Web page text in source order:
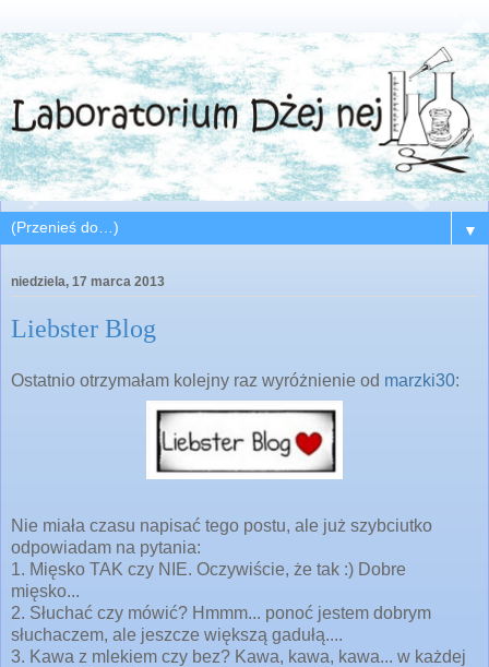
▼
niedziela, 17 marca 2013
Liebster Blog
Ostatnio otrzymałam kolejny raz wyróżnienie od marzki30:
Nie miała czasu napisać tego postu, ale już szybciutko
odpowiadam na pytania:
1. Mięsko TAK czy NIE. Oczywiście, że tak :) Dobre
mięsko...
2. Słuchać czy mówić? Hmmm... ponoć jestem dobrym
słuchaczem, ale jeszcze większą gadułą....
3. Kawa z mlekiem czy bez? Kawa, kawa, kawa... w każdej